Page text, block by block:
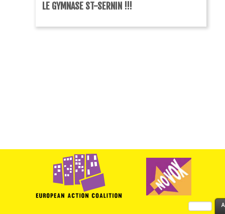
LE GYMNASE ST-SERNIN !!!
Rechercher :